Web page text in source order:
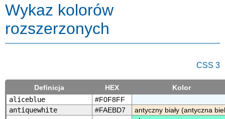
Wykaz kolorów
rozszerzonych
CSS 3
Definicja HEX
Kolor
aliceblue
#F0F8FF
antiquewhite
#FAEBD7
antyczny biały (antyczna